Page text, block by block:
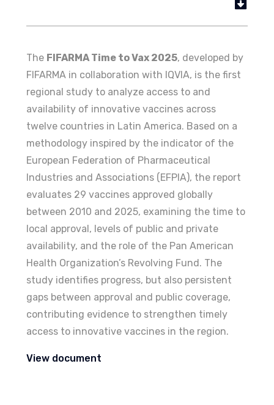
The FIFARMA Time to Vax 2025, developed by
FIFARMA in collaboration with IQVIA, is the first
regional study to analyze access to and
availability of innovative vaccines across
twelve countries in Latin America. Based on a
methodology inspired by the indicator of the
European Federation of Pharmaceutical
Industries and Associations (EFPIA), the report
evaluates 29 vaccines approved globally
between 2010 and 2025, examining the time to
local approval, levels of public and private
availability, and the role of the Pan American
Health Organization’s Revolving Fund. The
study identifies progress, but also persistent
gaps between approval and public coverage,
contributing evidence to strengthen timely
access to innovative vaccines in the region.
View document